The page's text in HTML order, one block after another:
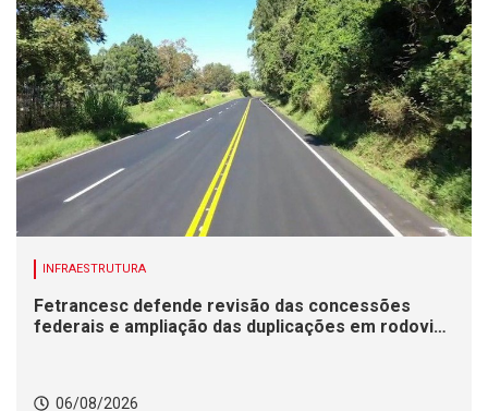
INFRAESTRUTURA
Fetrancesc defende revisão das concessões
federais e ampliação das duplicações em rodovias
06/08/2026